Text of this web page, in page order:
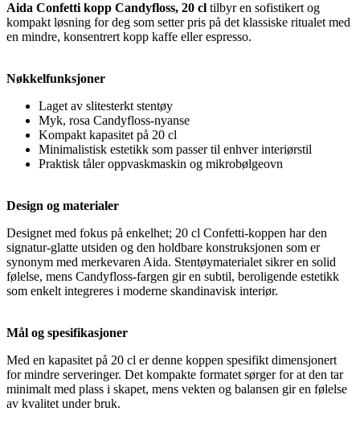
Aida Confetti kopp Candyfloss, 20 cl tilbyr en sofistikert og
kompakt løsning for deg som setter pris på det klassiske ritualet med
en mindre, konsentrert kopp kaffe eller espresso.
Nøkkelfunksjoner
Laget av slitesterkt stentøy
Myk, rosa Candyfloss-nyanse
Kompakt kapasitet på 20 cl
Minimalistisk estetikk som passer til enhver interiørstil
Praktisk tåler oppvaskmaskin og mikrobølgeovn
Design og materialer
Designet med fokus på enkelhet; 20 cl Confetti-koppen har den
signatur-glatte utsiden og den holdbare konstruksjonen som er
synonym med merkevaren Aida. Stentøymaterialet sikrer en solid
følelse, mens Candyfloss-fargen gir en subtil, beroligende estetikk
som enkelt integreres i moderne skandinavisk interiør.
Mål og spesifikasjoner
Med en kapasitet på 20 cl er denne koppen spesifikt dimensjonert
for mindre serveringer. Det kompakte formatet sørger for at den tar
minimalt med plass i skapet, mens vekten og balansen gir en følelse
av kvalitet under bruk.